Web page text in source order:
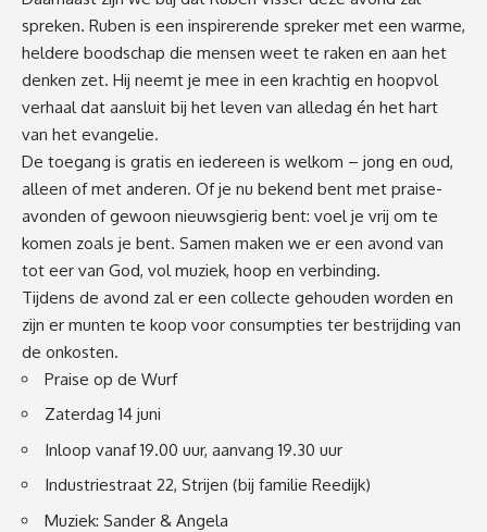
spreken. Ruben is een inspirerende spreker met een warme,
heldere boodschap die mensen weet te raken en aan het
denken zet. Hij neemt je mee in een krachtig en hoopvol
verhaal dat aansluit bij het leven van alledag én het hart
van het evangelie.
De toegang is gratis en iedereen is welkom – jong en oud,
alleen of met anderen. Of je nu bekend bent met praise-
avonden of gewoon nieuwsgierig bent: voel je vrij om te
komen zoals je bent. Samen maken we er een avond van
tot eer van God, vol muziek, hoop en verbinding.
Tijdens de avond zal er een collecte gehouden worden en
zijn er munten te koop voor consumpties ter bestrijding van
de onkosten.
Praise op de Wurf
Zaterdag 14 juni
Inloop vanaf 19.00 uur, aanvang 19.30 uur
Industriestraat 22, Strijen (bij familie Reedijk)
Muziek: Sander & Angela